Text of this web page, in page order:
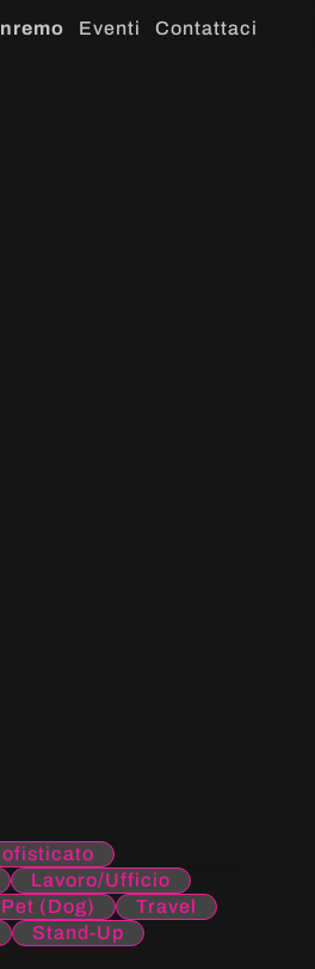
Eventi Contattaci
Lavoro/Ufficio
Pet (Dog)
Travel
Stand-Up